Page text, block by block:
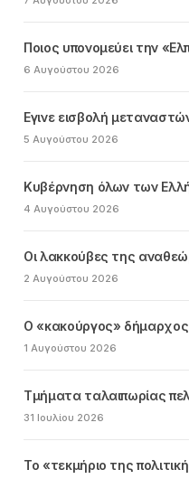
Ποιος υπονομεύει την
6 Αυγούστου 2026
Εγινε εισβολή
5 Αυγούστου 2026
Κυβέρνηση όλων των
4 Αυγούστου 2026
Οι λακκούβες της
2 Αυγούστου 2026
Ο «κακούργος» δήμαρχος
1 Αυγούστου 2026
Τμήματα ταλαιπωρίας
31 Ιουλίου 2026
Το «τεκμήριο της